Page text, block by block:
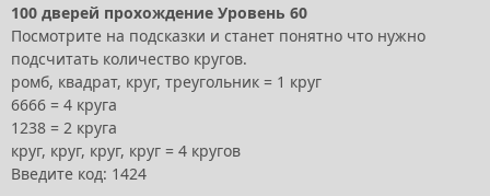
100 дверей прохождение Уровень 60
Посмотрите на подсказки и станет понятно что нужно
подсчитать количество кругов.
ромб, квадрат, круг, треугольник = 1 круг
6666 = 4 круга
1238 = 2 круга
круг, круг, круг, круг = 4 кругов
Введите код: 1424